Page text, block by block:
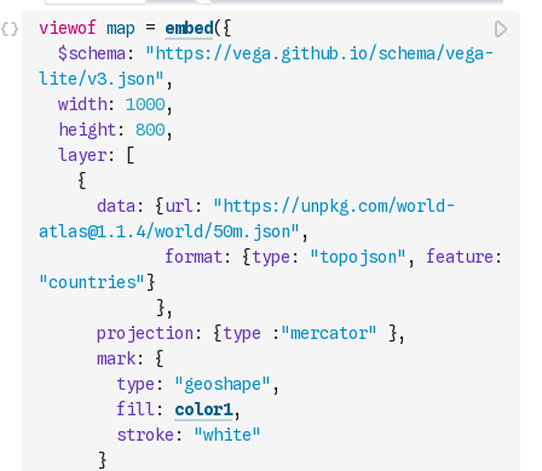
viewof map = embed( {
$schema :
"https://vega.github.io/schema/vega-
lite/v3.json" ,
width: 1000,
height: 800,
layer:
[
{
data : {url :
"https://unpkg.com/world-
atlas@1.1.4/world/50m.json" ,
format: {type : "topojson" , feature :
"countries" }
},
projection : {type : "mercator" },
mark:
{
type : "geoshape" ,
fill : color1,
stroke :
"white"
}